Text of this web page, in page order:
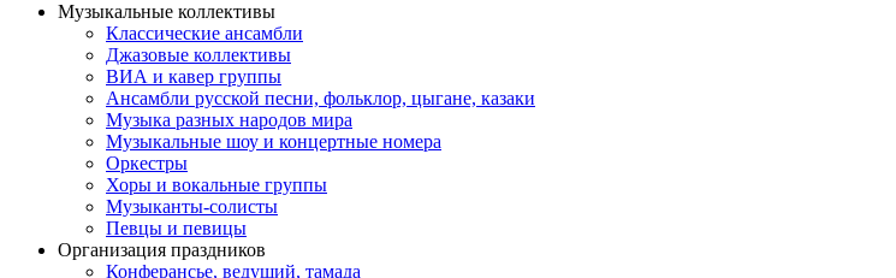
Музыкальные коллективы
Классические ансамбли
Джазовые коллективы
ВИА и кавер группы
Ансамбли русской песни, фольклор, цыгане, казаки
Музыка разных народов мира
Музыкальные шоу и концертные номера
Оркестры
Хоры и вокальные группы
Музыканты-солисты
Певцы и певицы
Организация праздников
Конферансье, ведущий, тамада